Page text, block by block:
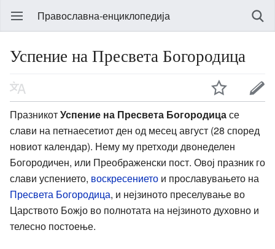
Православна-енциклопедија
Успение на Пресвета Богородица
ПразникотУспение на Пресвета Богородицасе
слави на петнаесетиот ден од месец август (28 според
новиот календар). Нему му претходи двонеделен
Богородичен, или Преображенски пост. Овој празник го
слави успението, воскресението и прославувањето на
Пресвета Богородица, и нејзиното преселување во
Царството Божјо во полнотата на нејзиното духовно и
телесно постоење.